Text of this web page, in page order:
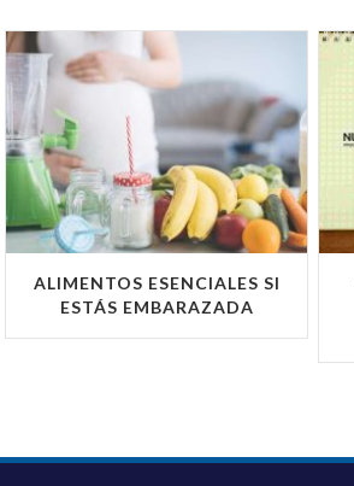
ALIMENTOS ESENCIALES SI
ESTÁS EMBARAZADA